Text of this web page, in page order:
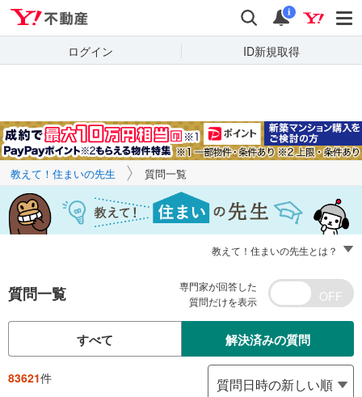
検索 通知
i
ログイン ID新規取得
キーワードで
質問を探す
教えて！住まいの先生 質問一覧
教えて！住まいの先生とは？
質問一覧
専門家が回答した
質問だけを表示
すべて 解決済みの質問
83621件